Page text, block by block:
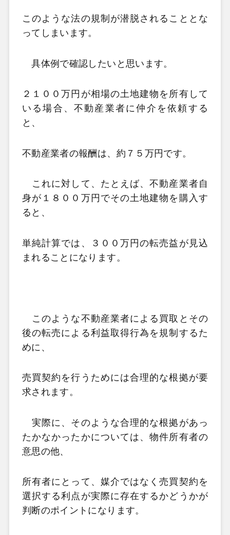
このような法の規制が潜脱されることとな
ってしまいます。
具体例で確認したいと思います。
２１００万円が相場の土地建物を所有して
いる場合、不動産業者に仲介を依頼する
と、
不動産業者の報酬は、約７５万円です。
これに対して、たとえば、不動産業者自
身が１８００万円でその土地建物を購入す
ると、
単純計算では、３００万円の転売益が見込
まれることになります。
このような不動産業者による買取とその
後の転売による利益取得行為を規制するた
めに、
売買契約を行うためには合理的な根拠が要
求されます。
実際に、そのような合理的な根拠があっ
たかなかったかについては、物件所有者の
意思の他、
所有者にとって、媒介ではなく売買契約を
選択する利点が実際に存在するかどうかが
判断のポイントになります。